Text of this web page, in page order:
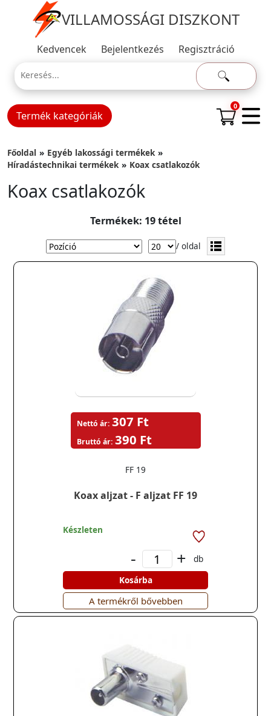
VILLAMOSSÁGI DISZKONT
Kedvencek Bejelentkezés Regisztráció
Termék kategóriák
0
Főoldal
Egyéb lakossági termékek
Híradástechnikai termékek
Koax csatlakozók
Koax csatlakozók
Termékek: 19 tétel
/ oldal
Koax aljzat - F aljzat FF 19
FF 19
Nettó ár: 307 Ft
Bruttó ár: 390 Ft
Készleten
- +
db
Kosárba
A termékről bővebben